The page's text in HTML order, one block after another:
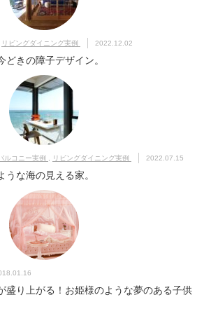
リビングダイニング実例 2022.12.02
きの障子デザイン。
コニー実例 , リビングダイニング実例 2022.07.15
な海の見える家。
盛り上がる！お姫様のような夢のある子供